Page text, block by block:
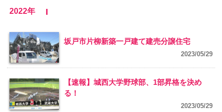
2022年
坂戸市片柳新築一戸建て建売分譲住宅
2023/05/29
【速報】城西大学野球部、1部昇格を決め
る！
2023/05/29